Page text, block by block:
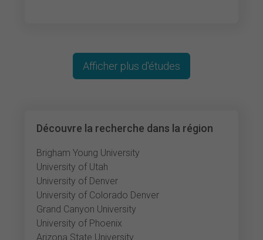
Découvre la recherche dans la région
Brigham Young University
University of Utah
University of Denver
University of Colorado Denver
Grand Canyon University
University of Phoenix
Arizona State University
Afficher plus d'études